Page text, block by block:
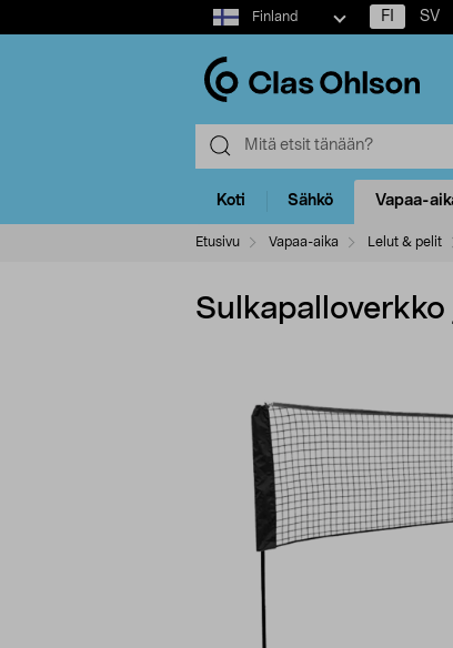
Select
market
Finland FI SV
Koti Sähkö Vapaa-
Etusivu Vapaa-aika Lelut & pelit